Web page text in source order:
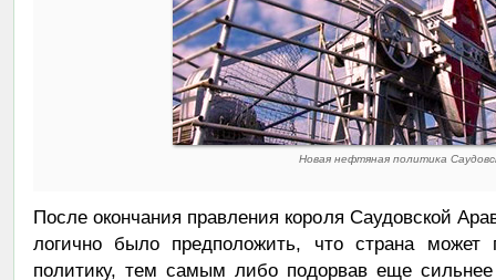
Новая нефтяная политика
После окончания правления короля Саудовской
логично было предположить, что страна
политику, тем самым либо подорвав еще